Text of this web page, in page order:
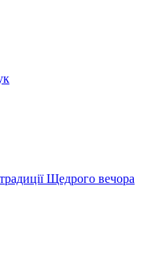
Щедрого вечора